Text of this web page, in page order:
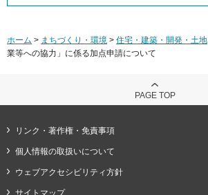
ホーム > まちづくり・環境 > 住宅・建築・開発・土地
業等への協力」に係る加点申請について
PAGE TOP
リンク・著作権・免責事項
個人情報の取扱いについて
ウェブアクセシビリティ方針
サイトマップ